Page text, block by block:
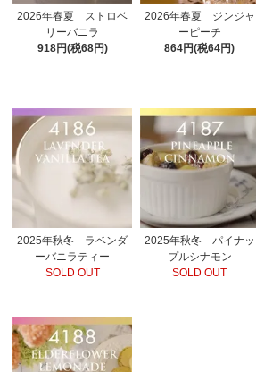
2026年春夏 ストロベ
リーバニラ
918円(税68円)
2026年春夏 ジンジャ
ーピーチ
864円(税64円)
2025年秋冬 ラベンダ
ーバニラティー
SOLD OUT
2025年秋冬 パイナッ
プルシナモン
SOLD OUT